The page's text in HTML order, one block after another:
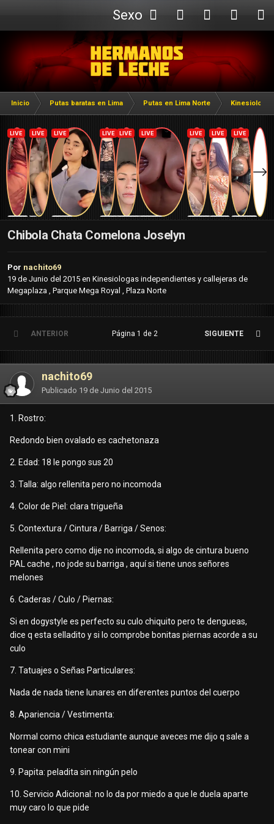
Sexo
Webcam
Inicio Putas baratas en Lima Putas en Lima Norte
Chibola Chata Comelona Joselyn
Por nachito69
19 de Junio del 2015 en Kinesiologas independientes y callejeras de
Megaplaza , Parque Mega Royal , Plaza Norte
ANTERIOR SIGUIENTE
Página 1 de 2
nachito69
Publicado 19 de Junio del 2015
1. Rostro:
Redondo bien ovalado es cachetonaza
2. Edad: 18 le pongo sus 20
3. Talla: algo rellenita pero no incomoda
4. Color de Piel: clara trigueña
5. Contextura / Cintura / Barriga / Senos:
Rellenita pero como dije no incomoda, si algo de cintura bueno
PAL cache , no jode su barriga , aquí si tiene unos señores
melones
6. Caderas / Culo / Piernas:
Si en dogystyle es perfecto su culo chiquito pero te dengueas,
dice q esta selladito y si lo comprobe bonitas piernas acorde a su
culo
7. Tatuajes o Señas Particulares:
Nada de nada tiene lunares en diferentes puntos del cuerpo
8. Apariencia / Vestimenta:
Normal como chica estudiante aunque aveces me dijo q sale a
tonear con mini
9. Papita: peladita sin ningún pelo
10. Servicio Adicional: no lo da por miedo a que le duela aparte
muy caro lo que pide